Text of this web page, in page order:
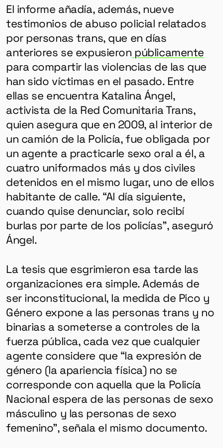
El informe añadía, además, nueve
testimonios de abuso policial relatados
por personas trans, que en días
anteriores se expusieron públicamente
para compartir las violencias de las que
han sido víctimas en el pasado. Entre
ellas se encuentra Katalina Ángel,
activista de la Red Comunitaria Trans,
quien asegura que en 2009, al interior de
un camión de la Policía, fue obligada por
un agente a practicarle sexo oral a él, a
cuatro uniformados más y dos civiles
detenidos en el mismo lugar, uno de ellos
habitante de calle. “Al día siguiente,
cuando quise denunciar, solo recibí
burlas por parte de los policías”, aseguró
Ángel.
La tesis que esgrimieron esa tarde las
organizaciones era simple. Además de
ser inconstitucional, la medida de Pico y
Género expone a las personas trans y no
binarias a someterse a controles de la
fuerza pública, cada vez que cualquier
agente considere que “la expresión de
género (la apariencia física) no se
corresponde con aquella que la Policía
Nacional espera de las personas de sexo
másculino y las personas de sexo
femenino”, señala el mismo documento.